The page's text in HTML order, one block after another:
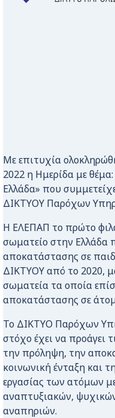
Με επιτυχία
2022 η Ημερίδα με
Ελλάδα» που
ΔΙΚΤΥΟΥ Παρόχων
Η ΕΛΕΠΑΠ το πρώτο
σωματείο στην Ελλάδα
αποκατάστασης σε
ΔΙΚΤΥΟΥ από το 2020,
σωματεία τα οποία
αποκατάστασης σε
Το ΔΙΚΤΥΟ Παρόχων
στόχο έχει να προάγει
την πρόληψη, την
κοινωνική ένταξη και
εργασίας των ατόμων
αναπτυξιακών,
αναπηριών.